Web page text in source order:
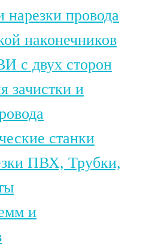
нарезки провода
наконечников
с двух сторон
зачистки и
станки
ПВХ, Трубки,
и